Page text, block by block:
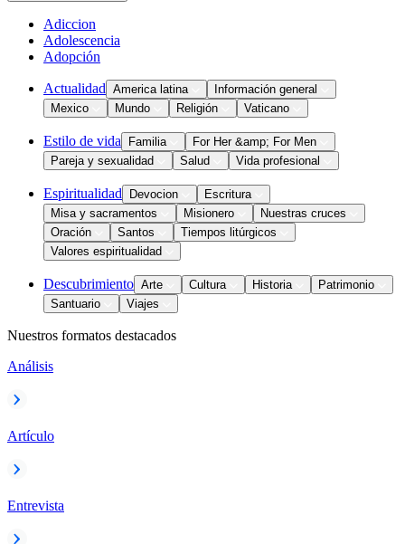
Adiccion
Adolescencia
Adopción
Actualidad America latina
Información general
Mexico
Mundo Religión Vaticano
Estilo de vida Familia
For Her &amp; For Men
Pareja y sexualidad
Salud Vida profesional
Espiritualidad Devocion
Escritura
Misa y sacramentos
Misionero
Nuestras cruces
Oración
Santos
Tiempos litúrgicos
Valores espiritualidad
Descubrimiento Arte Cultura Historia
Patrimonio
Santuario
Viajes
Nuestros formatos destacados
Análisis
Artículo
Entrevista